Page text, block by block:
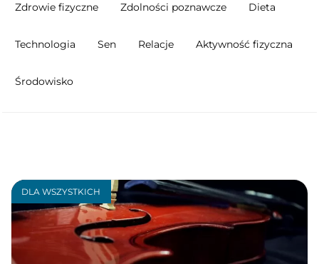
Zdrowie fizyczne Zdolności poznawcze Dieta
Technologia Sen Relacje Aktywność fizyczna
Środowisko
DLA WSZYSTKICH